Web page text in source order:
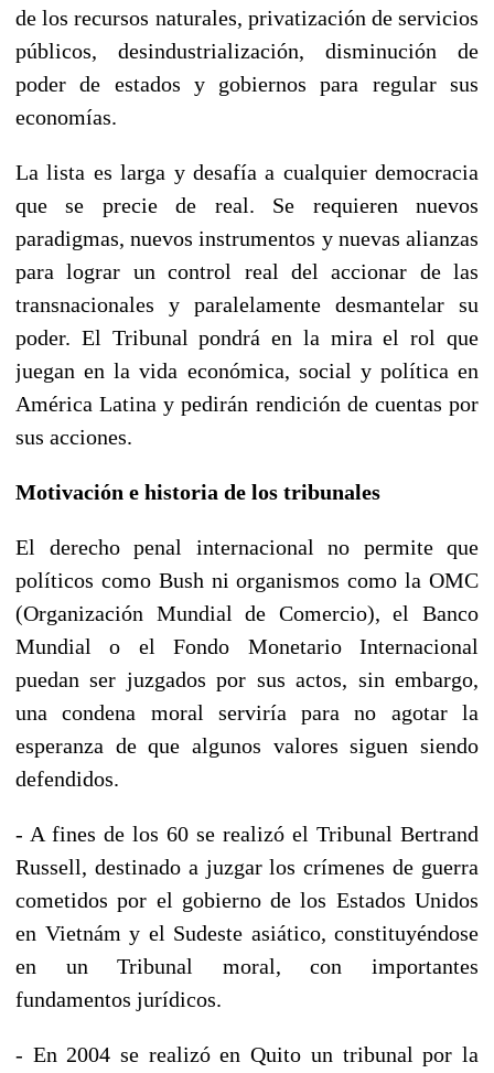
de los recursos naturales, privatización de servicios
públicos, desindustrialización, disminución de
poder de estados y gobiernos para regular sus
economías.
La lista es larga y desafía a cualquier democracia
que se precie de real. Se requieren nuevos
paradigmas, nuevos instrumentos y nuevas alianzas
para lograr un control real del accionar de las
transnacionales y paralelamente desmantelar su
poder. El Tribunal pondrá en la mira el rol que
juegan en la vida económica, social y política en
América Latina y pedirán rendición de cuentas por
sus acciones.
Motivación e historia de los tribunales
El derecho penal internacional no permite que
políticos como Bush ni organismos como la OMC
(Organización Mundial de Comercio), el Banco
Mundial o el Fondo Monetario Internacional
puedan ser juzgados por sus actos, sin embargo,
una condena moral serviría para no agotar la
esperanza de que algunos valores siguen siendo
defendidos.
- A fines de los 60 se realizó el Tribunal Bertrand
Russell, destinado a juzgar los crímenes de guerra
cometidos por el gobierno de los Estados Unidos
en Vietnám y el Sudeste asiático, constituyéndose
en un Tribunal moral, con importantes
fundamentos jurídicos.
- En 2004 se realizó en Quito un tribunal por la